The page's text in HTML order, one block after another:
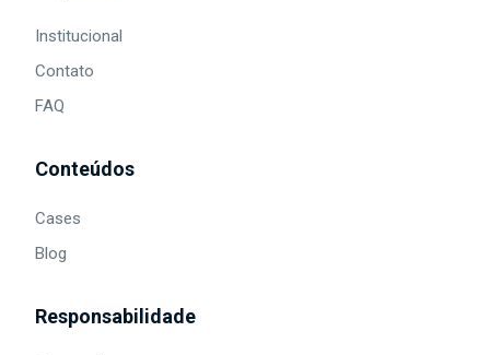
Institucional
Contato
FAQ
Conteúdos
Cases
Blog
Responsabilidade